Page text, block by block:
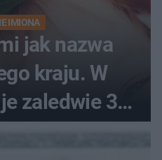
IMIONA
jak nazwa
kraju. W
zaledwie 3